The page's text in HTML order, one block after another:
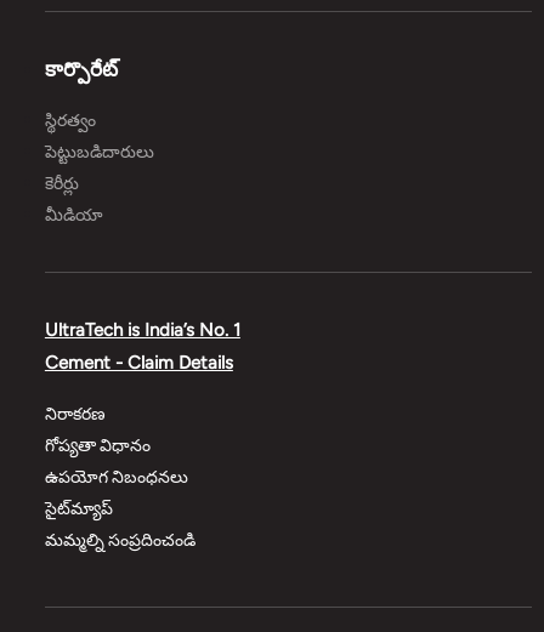
కార్పొరేట్
స్థిరత్వం
పెట్టుబడిదారులు
కెరీర్లు
మీడియా
UltraTech is India’s No. 1
Cement - Claim Details
నిరాకరణ
గోప్యతా విధానం
ఉపయోగ నిబంధనలు
సైట్‌మ్యాప్
మమ్మల్ని సంప్రదించండి